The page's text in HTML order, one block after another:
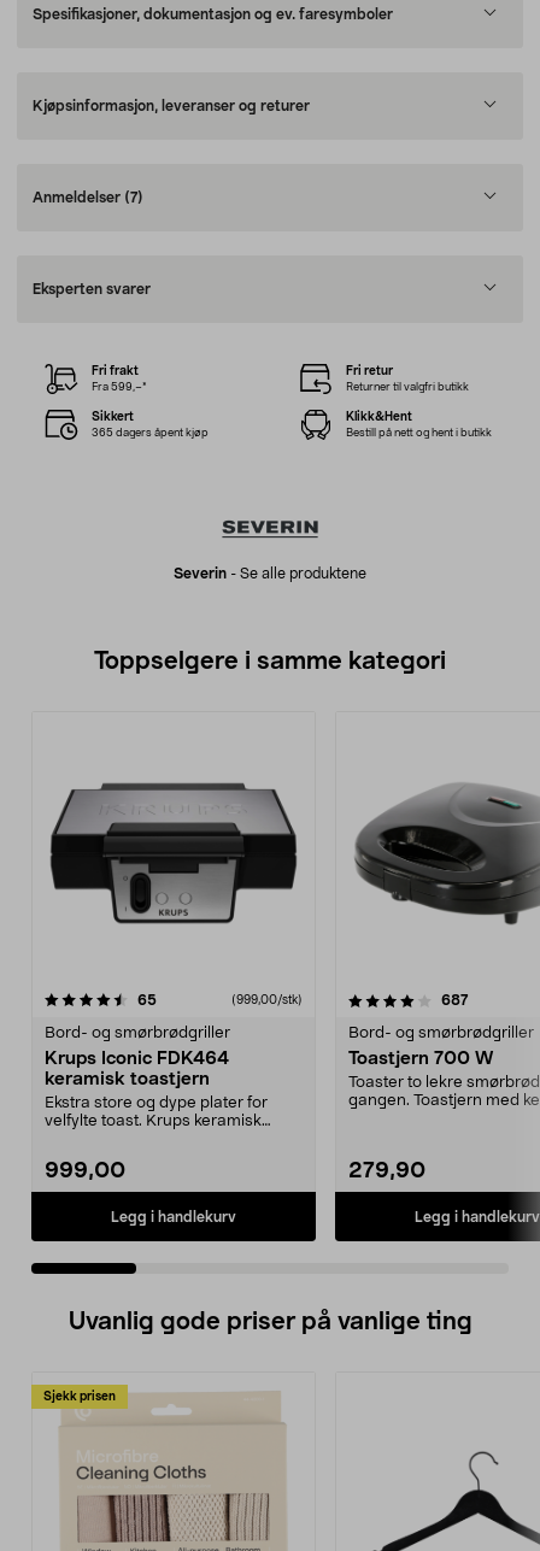
Spesifikasjoner, dokumentasjon og ev. faresymboler
Kjøpsinformasjon, leveranser og returer
Anmeldelser (7)
Eksperten svarer
Severin - Se alle produktene
Fri frakt
Fra 599,–*
Fri retur
Returner til valgfri butikk
Sikkert
365 dagers åpent kjøp
Klikk&Hent
Bestill på nett og hent i butikk
Toppselgere i samme kategori
65anmeldelser(999,00/stk)
Bord- og smørbrødgriller
Krups Iconic FDK464
keramisk toastjern
Ekstra store og dype plater for
velfylte toast. Krups keramisk
999,00
Legg i handlekurv
4.0 av 5 stjerner 687
Bord- og smørbrødgriller
Toastjern 700 W
Toaster to lekre
gangen. Toastjern med
279,90
Legg i handlekurv
4.0 av 5 stjerner
Uvanlig gode priser på vanlige ting
Sjekk prisen